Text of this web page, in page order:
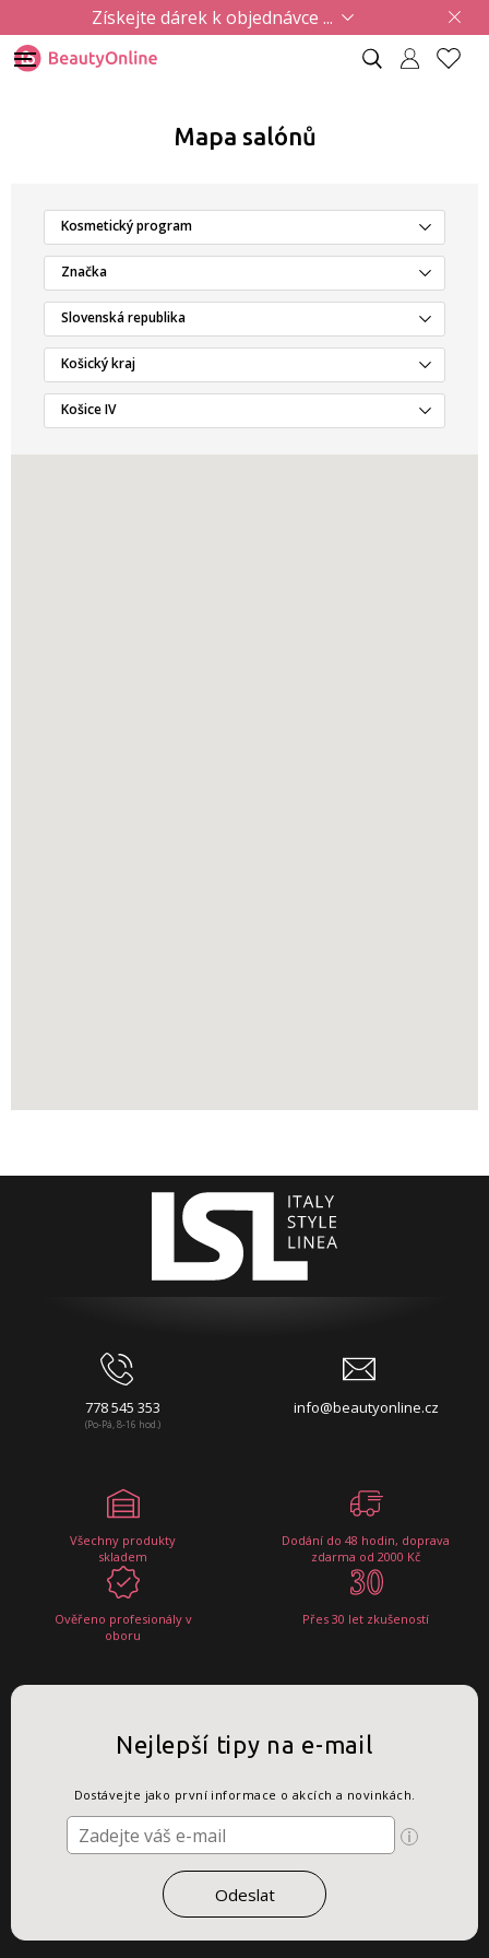
Získejte dárek k objednávce ...
Mapa salónů
Kosmetický program
Značka
Slovenská republika
Košický kraj
Košice IV
778 545 353
(Po-Pá, 8-16 hod.)
info@beautyonline.cz
Všechny produkty
skladem
Dodání do 48 hodin, doprava
zdarma od 2000 Kč
Ověřeno profesionály v
oboru
Přes 30 let zkušeností
Nejlepší tipy na e-mail
Dostávejte jako první informace o akcích a novinkách.